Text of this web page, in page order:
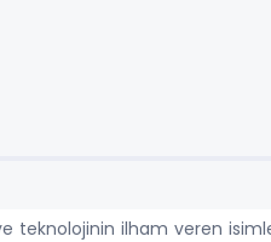
teknolojinin ilham veren